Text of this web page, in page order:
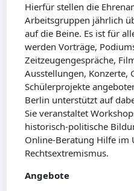
Hierfür stellen die
Arbeitsgruppen jährlich
auf die Beine. Es ist für
werden Vorträge,
Zeitzeugengespräche,
Ausstellungen, Konzerte,
Schülerprojekte
Berlin unterstützt auf
Sie veranstaltet
historisch-politische
Online-Beratung Hilfe im
Rechtsextremismus.
Angebote